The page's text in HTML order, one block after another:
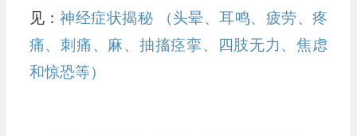
见：神经症状揭秘 （头晕、耳鸣、疲劳、疼
痛、刺痛、麻、抽搐痉挛、四肢无力、焦虑
和惊恐等）